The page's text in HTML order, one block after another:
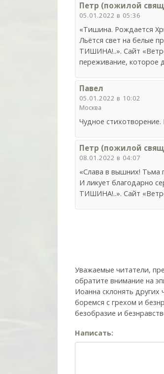
Петр (пожилой
05.01.2022 в 05:36
«Тишина. Рождается
Льётся свет на белые
ТИШИНА!..». Сайт
переживание, которое
Павел
05.01.2022 в 10:02
Москва
Чудное
Петр (пожилой
08.01.2022 в 04:07
«Слава в вышних! Тьма
И ликует благодарно
ТИШИНА!..». Сайт
Уважаемые читатели,
обратите внимание на
Иоанна склонять
боремся с грехом и
безобразие и
Написать: